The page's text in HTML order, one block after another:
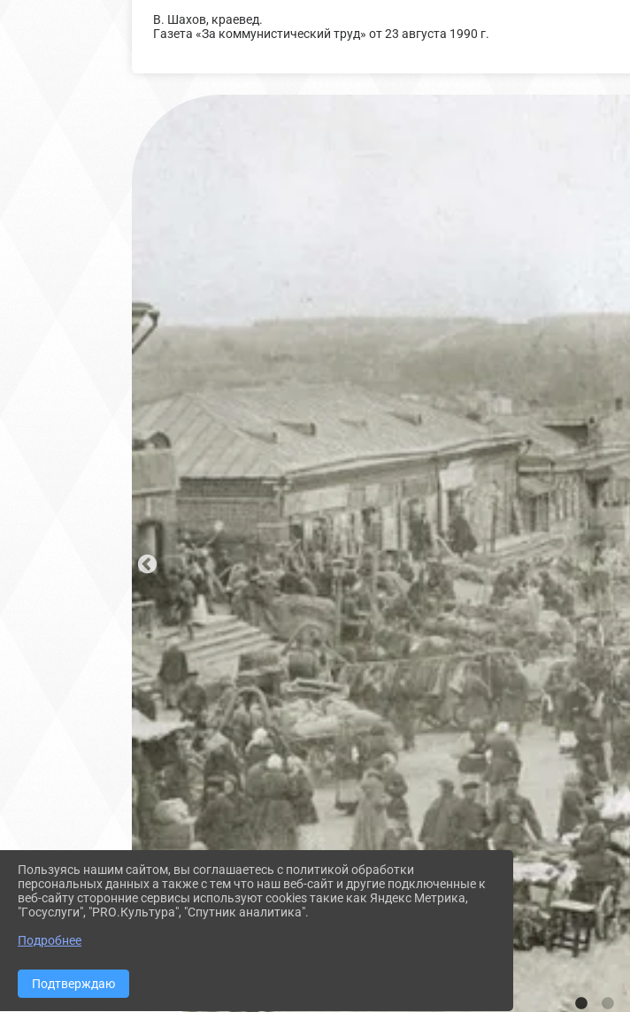
В. Шахов, краевед.
Газета «За коммунистический труд» от 23 августа 1990 г.
Пользуясь нашим сайтом, вы соглашаетесь с политикой обработки
персональных данных а также с тем что наш веб-сайт и другие подключенные к
веб-сайту сторонние сервисы используют cookies такие как Яндекс Метрика,
"Госуслуги", "PRO.Культура", "Спутник аналитика".
Подробнее
Подтверждаю